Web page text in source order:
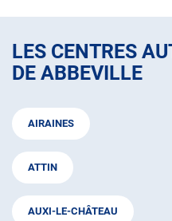
LES CENTRES
DE ABBEVILLE
AIRAINES
ATTIN
AUXI-LE-CHÂTEAU